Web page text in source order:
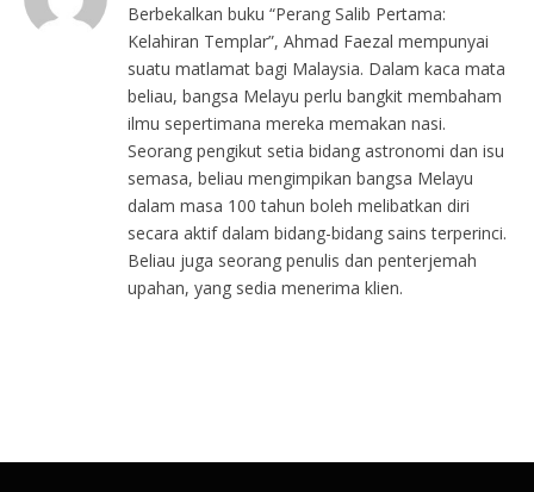
Berbekalkan buku “Perang Salib Pertama:
Kelahiran Templar”, Ahmad Faezal mempunyai
suatu matlamat bagi Malaysia. Dalam kaca mata
beliau, bangsa Melayu perlu bangkit membaham
ilmu sepertimana mereka memakan nasi.
Seorang pengikut setia bidang astronomi dan isu
semasa, beliau mengimpikan bangsa Melayu
dalam masa 100 tahun boleh melibatkan diri
secara aktif dalam bidang-bidang sains terperinci.
Beliau juga seorang penulis dan penterjemah
upahan, yang sedia menerima klien.